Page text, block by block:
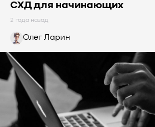
СХД для начинающих
2 года назад
Олег Ларин